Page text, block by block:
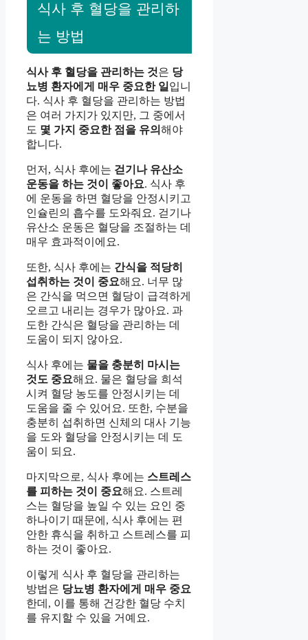
식사 후 혈당을 관리하
는 방법
식사 후 혈당을 관리하는 것은 당
뇨병 환자에게 매우 중요한 일입니
다. 식사 후 혈당을 관리하는 방법
은 여러 가지가 있지만, 그 중에서
도 몇 가지 중요한 점을 유의 해야
합니다.
먼저, 식사 후에는 걷기나 유산소
운동을 하는 것이 좋아요. 식사 후
에 운동을 하면 혈당을 안정시키고
인슐린의 흡수를 도와줘요. 걷기나
유산소 운동은 혈당을 조절하는 데
매우 효과적이에요.
또한, 식사 후에는 간식을 적당히
섭취하는 것이 중요해요. 너무 많
은 간식을 먹으면 혈당이 급격하게
오르고 내리는 경우가 많아요. 과
도한 간식은 혈당을 관리하는 데
도움이 되지 않아요.
식사 후에는 물을 충분히 마시는
것도 중요해요. 물은 혈당을 희석
시켜 혈당 농도를 안정시키는 데
도움을 줄 수 있어요. 또한, 수분을
충분히 섭취하면 신체의 대사 기능
을 도와 혈당을 안정시키는 데 도
움이 되요.
마지막으로, 식사 후에는 스트레스
를 피하는 것이 중요해요. 스트레
스는 혈당을 높일 수 있는 요인 중
하나이기 때문에, 식사 후에는 편
안한 휴식을 취하고 스트레스를 피
하는 것이 좋아요.
이렇게 식사 후 혈당을 관리하는
방법은 당뇨병 환자에게 매우 중요
한데, 이를 통해 건강한 혈당 수치
를 유지할 수 있을 거예요.